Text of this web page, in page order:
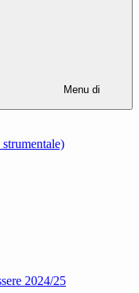
Menu di
2024/25